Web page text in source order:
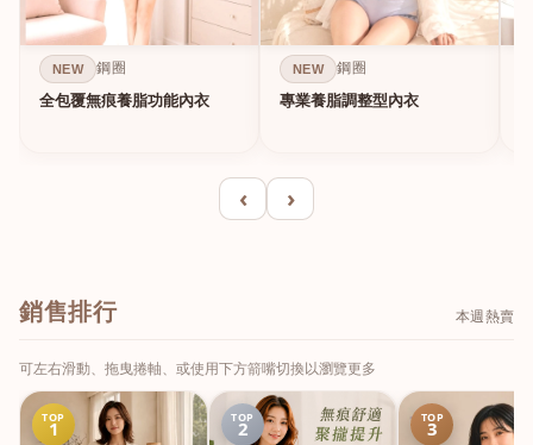
NEW 鋼圈
全包覆無痕養脂功能內衣
NEW 鋼圈
專業養脂調整型內衣
‹ ›
銷售排行 本週熱賣
可左右滑動、拖曳捲軸、或使用下方箭嘴切換以瀏覽更多
TOP
1 TOP
2 TOP
3